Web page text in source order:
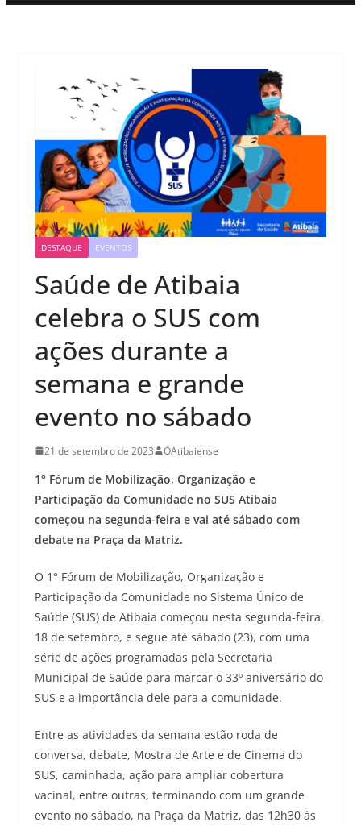
DESTAQUE EVENTOS
Saúde de Atibaia
celebra o SUS com
ações durante a
semana e grande
evento no sábado
21 de setembro de 2023 OAtibaiense
1° Fórum de Mobilização, Organização e
Participação da Comunidade no SUS Atibaia
começou na segunda-feira e vai até sábado com
debate na Praça da Matriz.
O 1° Fórum de Mobilização, Organização e
Participação da Comunidade no Sistema Único de
Saúde (SUS) de Atibaia começou nesta segunda-feira,
18 de setembro, e segue até sábado (23), com uma
série de ações programadas pela Secretaria
Municipal de Saúde para marcar o 33º aniversário do
SUS e a importância dele para a comunidade.
Entre as atividades da semana estão roda de
conversa, debate, Mostra de Arte e de Cinema do
SUS, caminhada, ação para ampliar cobertura
vacinal, entre outras, terminando com um grande
evento no sábado, na Praça da Matriz, das 12h30 às